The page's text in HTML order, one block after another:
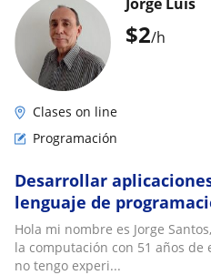
$2/h
Clases on line
Programación
Desarrollar
lenguaje de
Hola mi nombre es Jorge
la computación con 51 años de
no tengo experi...